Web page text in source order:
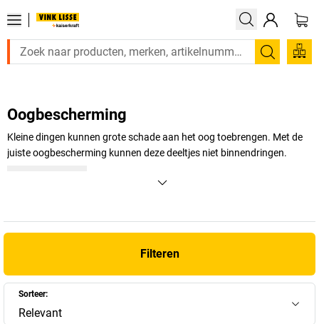
Zoeken
Oogbescherming
Kleine dingen kunnen grote schade aan het oog toebrengen. Met de
juiste oogbescherming kunnen deze deeltjes niet binnendringen.
Filteren
Sorteer:
Relevant